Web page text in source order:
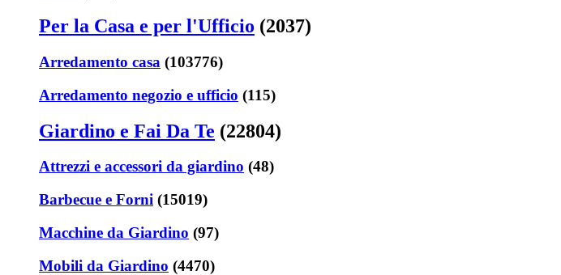
Per la Casa e per l'Ufficio (2037)
Arredamento casa (103776)
Arredamento negozio e ufficio (115)
Giardino e Fai Da Te (22804)
Attrezzi e accessori da giardino (48)
Barbecue e Forni (15019)
Macchine da Giardino (97)
Mobili da Giardino (4470)